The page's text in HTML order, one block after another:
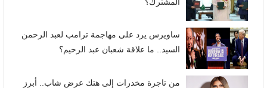
ساويرس يرد على مهاجمة ترامب لعبد الرحمن
السيد.. ما علاقة شعبان عبد الرحيم؟
من تاجرة مخدرات إلى هتك عرض شاب.. أبرز